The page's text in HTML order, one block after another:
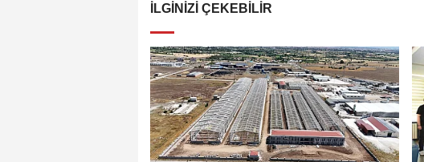
İLGINIZI ÇEKEBILIR